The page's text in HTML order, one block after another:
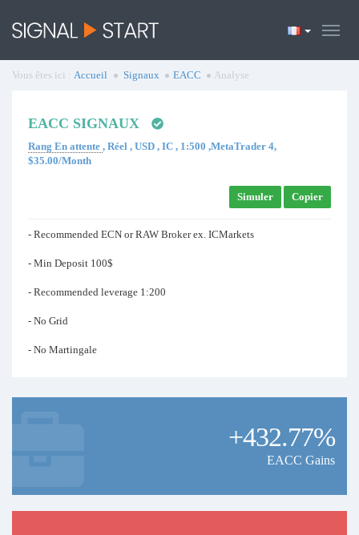
Vous êtes ici : Accueil Signaux EACC Analyse
EACC SIGNAUX
Rang En attente , Réel , USD , IC , 1:500 ,MetaTrader 4,
$35.00/Month
Simuler Copier
- Recommended ECN or RAW Broker ex. ICMarkets
- Min Deposit 100$
- Recommended leverage 1:200
- No Grid
- No Martingale
+432.77%
EACC Gains